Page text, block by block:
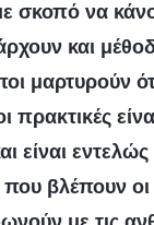
να
και
μαρτυρούν
πρακτικές
είναι
βλέπουν